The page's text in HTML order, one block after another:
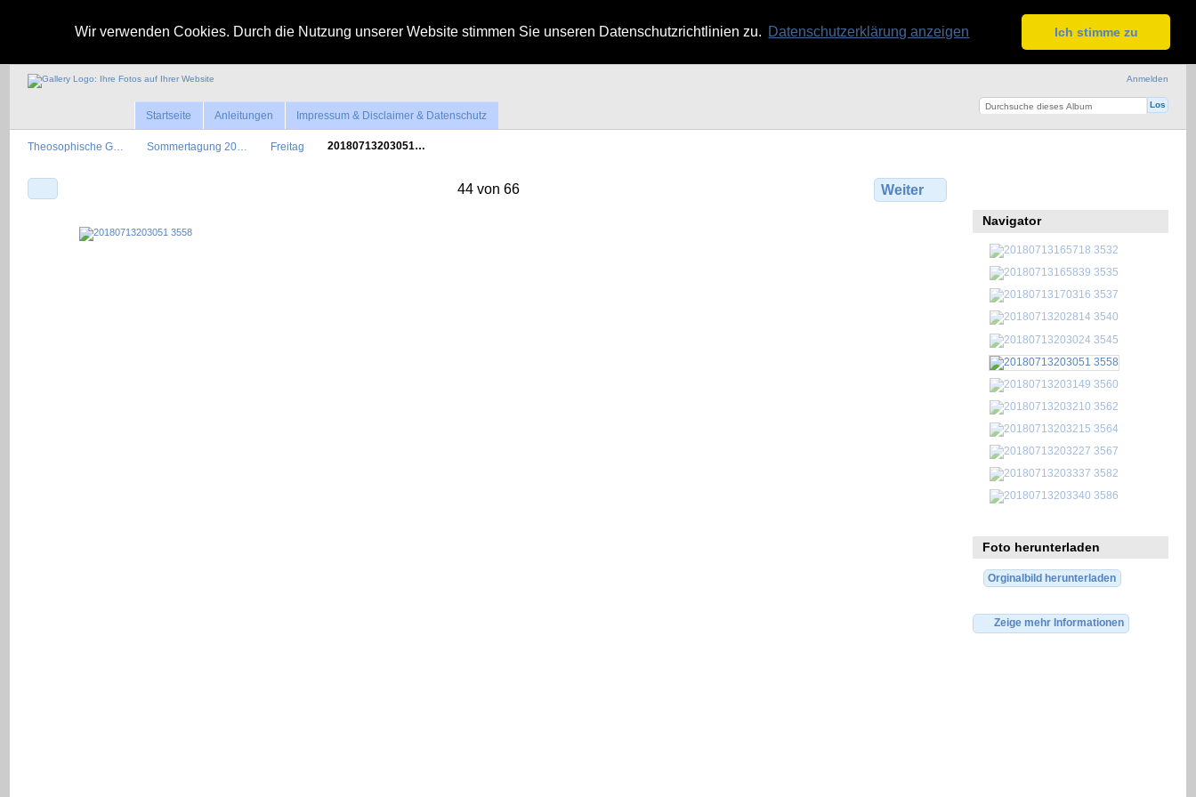
Wir verwenden Cookies. Durch die Nutzung unserer Website stimmen Sie unseren Datenschutzrichtlinien zu. Datenschutzerklärung anzeigen Ich stimme zu
Anmelden
Startseite Anleitungen Impressum & Disclaimer & Datenschutz
Theosophische G… Sommertagung 20… Freitag 20180713203051…
44 von 66 Weiter
Navigator
Foto herunterladen
Orginalbild herunterladen
Zeige mehr Informationen